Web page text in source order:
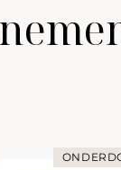
IN